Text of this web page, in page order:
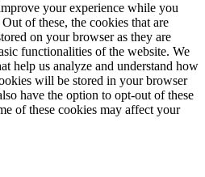
your experience while you
of these, the cookies that are
on your browser as they are
functionalities of the website. We
help us analyze and understand how
will be stored in your browser
have the option to opt-out of these
of these cookies may affect your